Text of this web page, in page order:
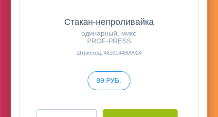
Стакан-непроливайка
одинарный, микс
PROF-PRESS
Штрихкод: 4610144809924
89 РУБ.